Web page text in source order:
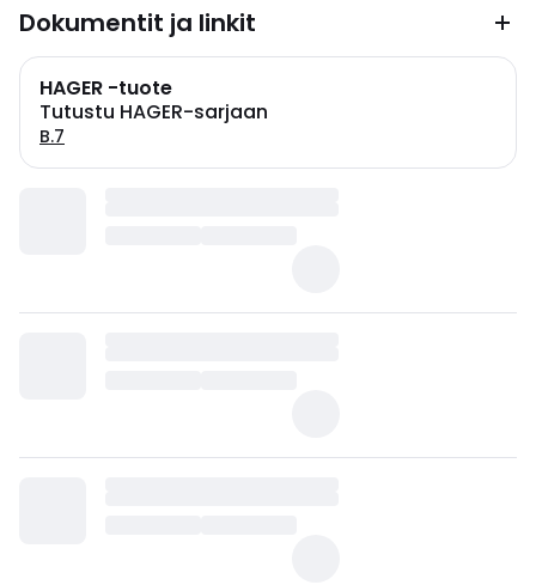
Dokumentit ja linkit
HAGER -tuote
Tutustu HAGER-sarjaan
B.7